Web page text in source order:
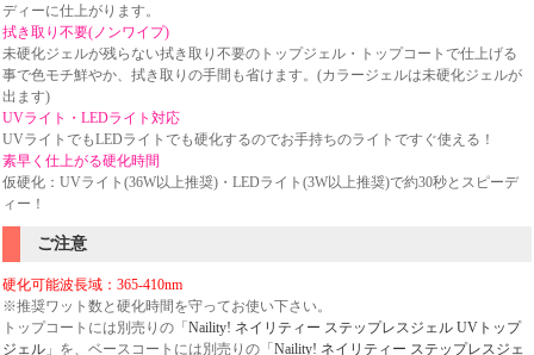
ディーに仕上がります。
拭き取り不要(ノンワイプ)
未硬化ジェルが残らない拭き取り不要のトップジェル・トップコートで仕上げる
事で色モチ鮮やか、拭き取りの手間も省けます。(カラージェルは未硬化ジェルが
出ます)
UVライト・LEDライト対応
UVライトでもLEDライトでも硬化するのでお手持ちのライトですぐ使える！
素早く仕上がる硬化時間
仮硬化：UVライト(36W以上推奨)・LEDライト(3W以上推奨)で約30秒とスピーデ
ィー！
ご注意
硬化可能波長域：365-410nm
※推奨ワット数と硬化時間を守ってお使い下さい。
トップコートには別売りの「Naility! ネイリティー ステップレスジェル UVトップ
ジェル 」を、ベースコートには別売りの「Naility! ネイリティー ステップレスジェ